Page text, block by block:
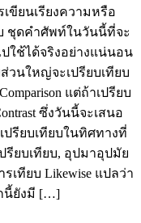
เขียนเรียงความหรือ
ชุดคำศัพท์ในวันนี้ที่จะ
ใช้ได้จริงอย่างแน่นอน
วนใหญ่จะเปรียบเทียบ
แต่ถ้าเปรียบ
ซึ่งวันนี้จะเสนอ
ปรียบเทียบในทิศทางที่
รียบเทียบ, อุปมาอุปมัย
เทียบ Likewise แปลว่า
นี้ยังมี […]